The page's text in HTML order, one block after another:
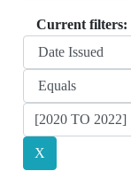
Current filters: